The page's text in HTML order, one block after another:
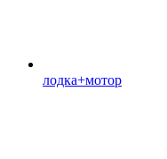
лодка+мотор